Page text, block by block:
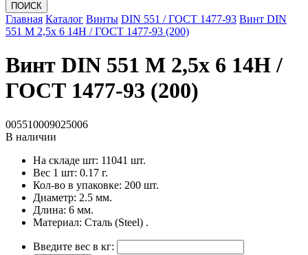
ПОИСК
Главная Каталог Винты DIN 551 / ГОСТ 1477-93 Винт DIN
551 M 2,5x 6 14H / ГОСТ 1477-93 (200)
Винт DIN 551 M 2,5x 6 14H /
ГОСТ 1477-93 (200)
005510009025006
В наличии
На складе шт: 11041 шт.
Вес 1 шт: 0.17 г.
Кол-во в упаковке: 200 шт.
Диаметр: 2.5 мм.
Длина: 6 мм.
Материал: Сталь (Steel) .
Введите вес в кг: